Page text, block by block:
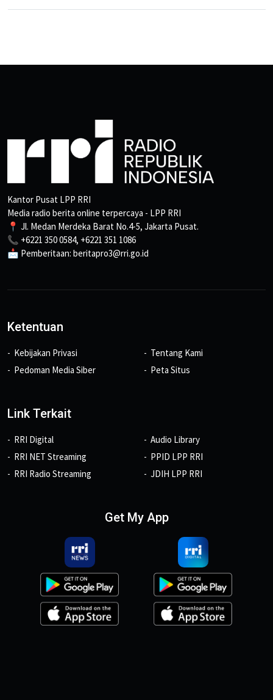
Kantor Pusat LPP RRI
Media radio berita online terpercaya - LPP RRI
📍 Jl. Medan Merdeka Barat No.4-5, Jakarta Pusat.
📞 +6221 350 0584, +6221 351 1086
📩 Pemberitaan: beritapro3@rri.go.id
Ketentuan
Kebijakan Privasi
Pedoman Media Siber
Tentang Kami
Peta Situs
Link Terkait
RRI Digital
RRI NET Streaming
RRI Radio Streaming
Audio Library
PPID LPP RRI
JDIH LPP RRI
Get My App